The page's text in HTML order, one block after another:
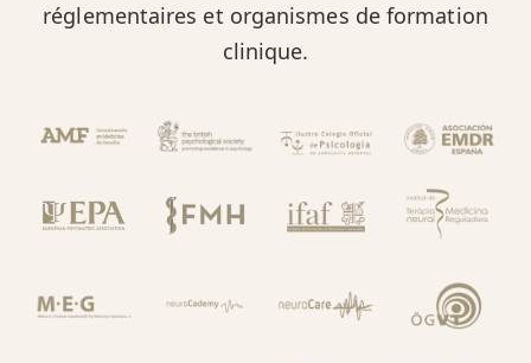
réglementaires et organismes de formation
clinique.